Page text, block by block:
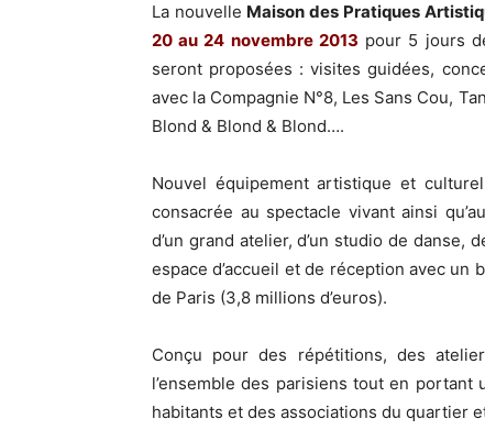
La nouvelle Maison des Pratiques
20 au 24 novembre 2013 pour 5 jours
seront proposées : visites guidées,
avec la Compagnie N°8, Les Sans Cou,
Blond & Blond & Blond….
Nouvel équipement artistique et
consacrée au spectacle vivant ainsi
d’un grand atelier, d’un studio de danse,
espace d’accueil et de réception avec un
de Paris (3,8 millions d’euros).
Conçu pour des répétitions, des
l’ensemble des parisiens tout en
habitants et des associations du quartier